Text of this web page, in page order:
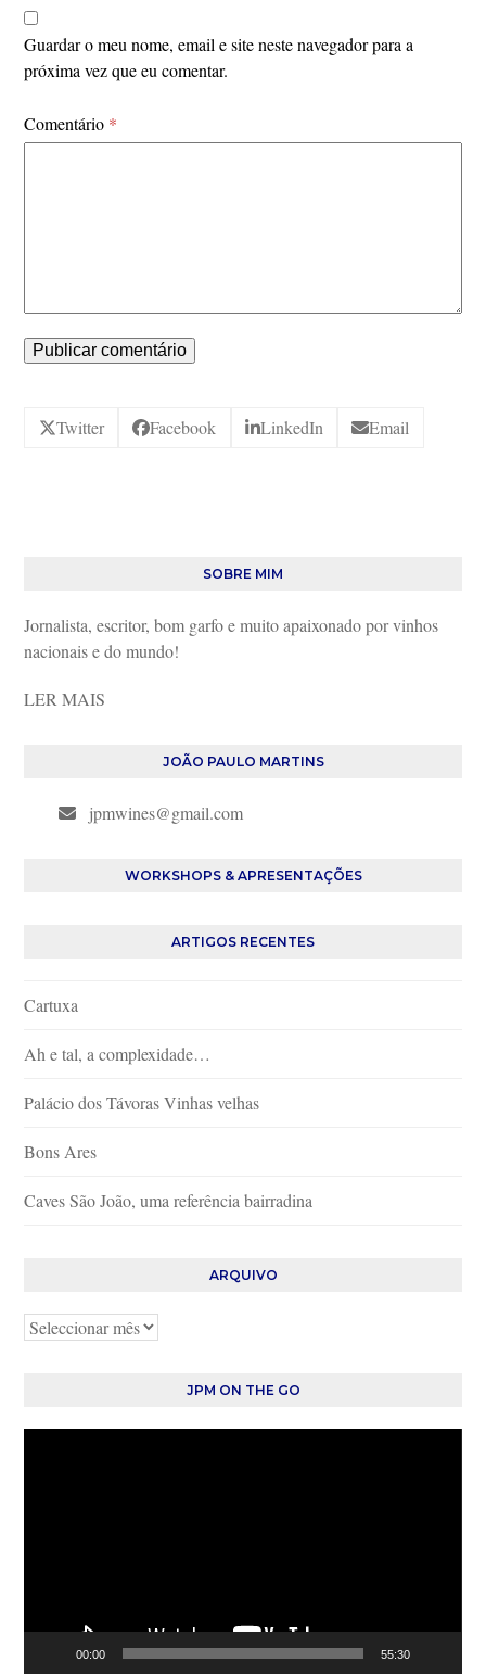
Guardar o meu nome, email e site neste navegador para a
próxima vez que eu comentar.
Comentário *
Twitter Facebook LinkedIn Email
SOBRE MIM
Jornalista, escritor, bom garfo e muito apaixonado por vinhos
nacionais e do mundo!
LER MAIS
JOÃO PAULO MARTINS
jpmwines@gmail.com
WORKSHOPS & APRESENTAÇÕES
ARTIGOS RECENTES
Cartuxa
Ah e tal, a complexidade…
Palácio dos Távoras Vinhas velhas
Bons Ares
Caves São João, uma referência bairradina
ARQUIVO
Arquivo
JPM ON THE GO
00:00 55:30